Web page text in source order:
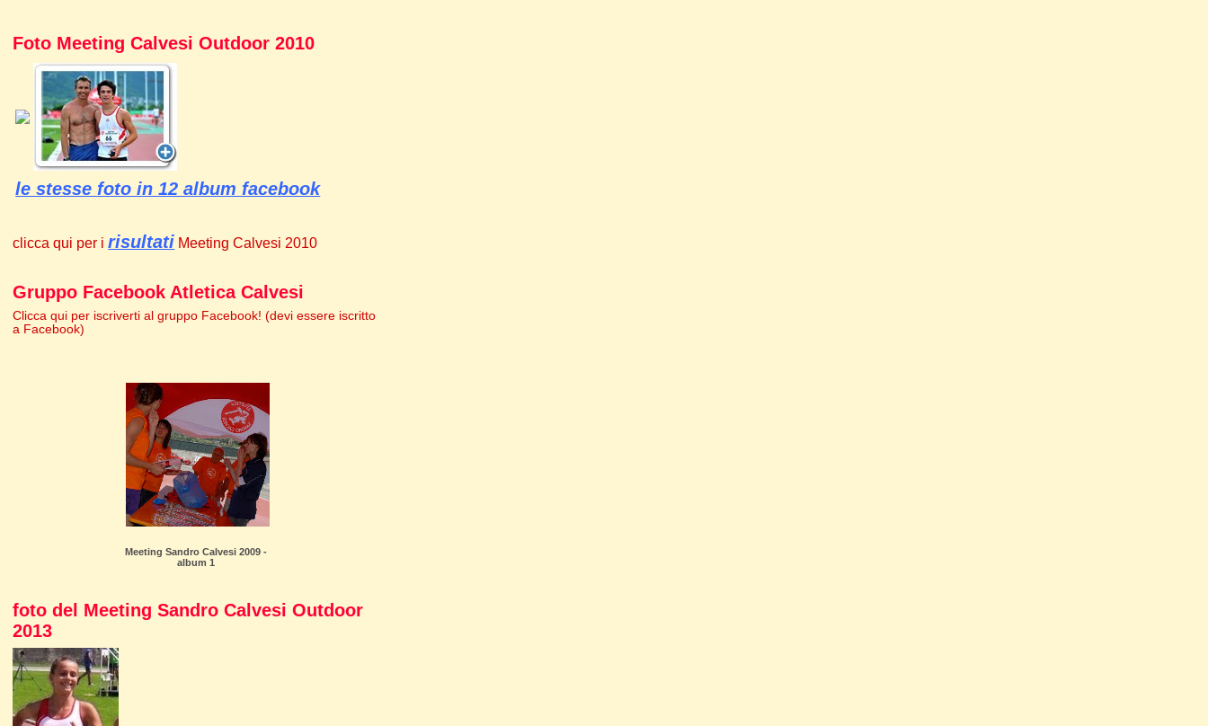
Foto Meeting Calvesi Outdoor 2010
le stesse foto in 12 album facebook
clicca qui per irisultati Meeting Calvesi 2010
Gruppo Facebook Atletica Calvesi
Clicca qui per iscriverti al gruppo Facebook! (devi essere iscritto
a Facebook)
Meeting Sandro Calvesi 2009 -
album 1
foto del Meeting Sandro Calvesi Outdoor
2013